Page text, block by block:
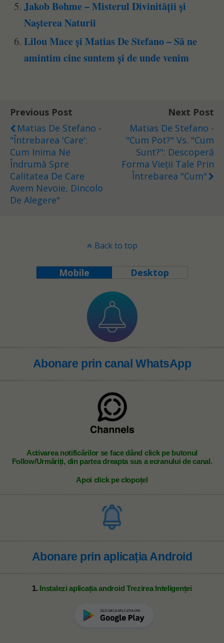
Jakob Bohme – Misterul Divinității și
Nașterea Naturii
Lilou Mace și Matias De Stefano – Să ne
amintim cine suntem și de unde venim
Previous Post
Matias De Stefano -
"Întrebarea 'Care':
Cum Inima Ne
Îndrumă Spre
Calitatea De Care
Avem Nevoie, Dincolo
De Alegere"
Next Post
Matias De Stefano -
"Cum Pot?" Vs. "Cum
Sunt?": Descoperă
Forma Vieții Tale Prin
Întrebarea "Cum"
Back to top
Mobile Desktop
Abonare prin canal WhatsApp
Activarea notificărilor se face dând click pe butonul
Follow/Urmăriți, din partea dreapta sus a ecranului de canal.
Apoi click pe clopoțel
Abonare prin aplicația Android
1. Instalezi aplicația android Trezirea Inteligenței